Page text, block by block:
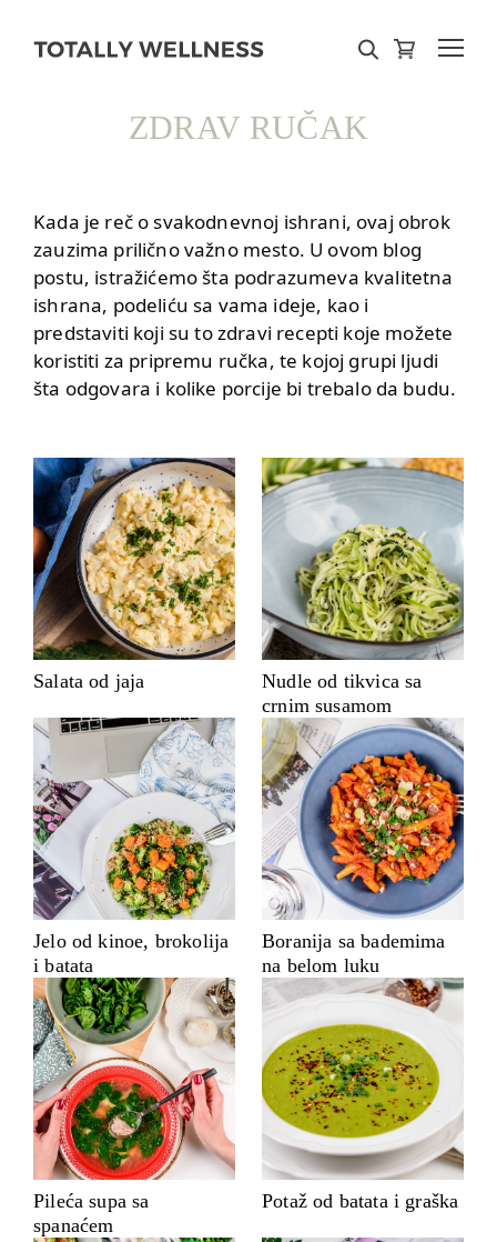
ZDRAV RUČAK
Kada je reč o svakodnevnoj ishrani, ovaj obrok
zauzima prilično važno mesto. U ovom blog
postu, istražićemo šta podrazumeva kvalitetna
ishrana, podeliću sa vama ideje, kao i
predstaviti koji su to zdravi recepti koje možete
koristiti za pripremu ručka, te kojoj grupi ljudi
šta odgovara i kolike porcije bi trebalo da budu.
Salata od jaja
Nudle od tikvica sa
crnim susamom
Jelo od kinoe, brokolija
i batata
Boranija sa bademima
na belom luku
Pileća supa sa
spanaćem
Potaž od batata i graška